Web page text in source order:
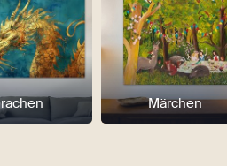
Märchen